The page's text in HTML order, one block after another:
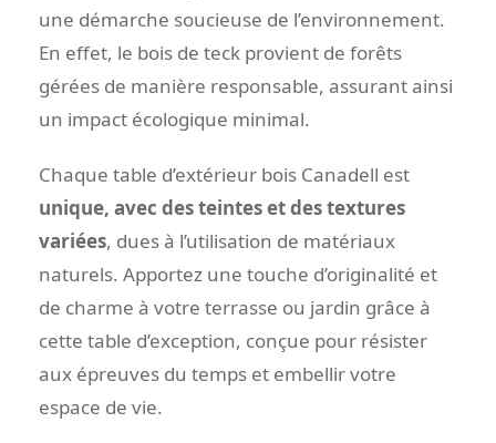
une démarche soucieuse de l’environnement.
En effet, le bois de teck provient de forêts
gérées de manière responsable, assurant ainsi
un impact écologique minimal.
Chaque table d’extérieur bois Canadell est
unique, avec des teintes et des textures
variées, dues à l’utilisation de matériaux
naturels. Apportez une touche d’originalité et
de charme à votre terrasse ou jardin grâce à
cette table d’exception, conçue pour résister
aux épreuves du temps et embellir votre
espace de vie.